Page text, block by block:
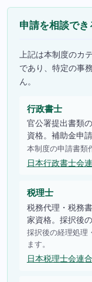
申請を相談でき
上記は本制度のカ
であり、特定の事
ん。
行政書士
官公署提出書類
資格。補助金申
本制度の申請書類
日本行政書士会
税理士
税務代理・税務
家資格。採択後
採択後の経理処理
ます。
日本税理士会連